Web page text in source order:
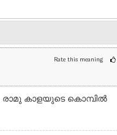
Rate this meaning
രാമു കാളയുടെ കൊമ്പിൽ